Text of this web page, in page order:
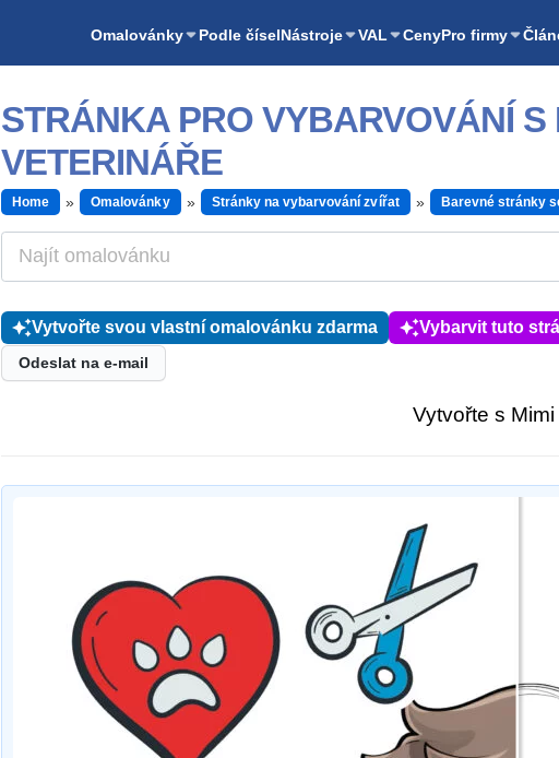
Omalovánky Podle číselNástroje VAL CenyPro firmy
STRÁNKA PRO VYBARVOVÁNÍ
VETERINÁŘE
Home Omalovánky Stránky na vybarvování zvířat Barevné stránky
Vytvořte svou vlastní omalovánku zdarma Vybarvit tuto
Odeslat na e-mail
Vytvořte s